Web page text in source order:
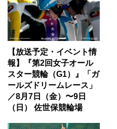
【放送予定・イベント情
報】『第2回女子オール
スター競輪（G1）』「ガ
ールズドリームレース」
／8月7日（金）〜9日
（日） 佐世保競輪場